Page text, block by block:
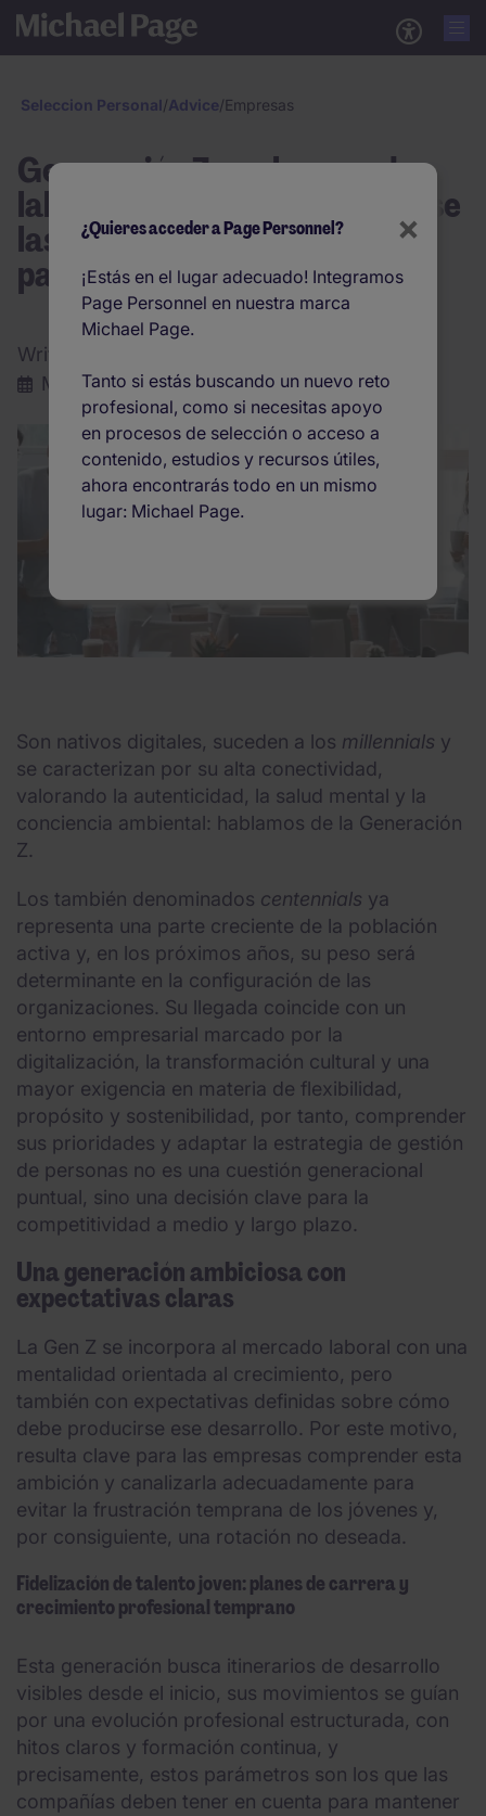
Seleccion Personal/Advice/Empresas
Generación Z en el mercado
laboral: cómo deben adaptarse
las empresas a un nuevo
paradigma
Written by:
Marzo 2026|4 min. lectura
Son nativos digitales, suceden a los millennials y
se caracterizan por su alta conectividad,
valorando la autenticidad, la salud mental y la
conciencia ambiental: hablamos de la Generación
Z.
Los también denominados centennials ya
representa una parte creciente de la población
activa y, en los próximos años, su peso será
determinante en la configuración de las
organizaciones. Su llegada coincide con un
entorno empresarial marcado por la
digitalización, la transformación cultural y una
mayor exigencia en materia de flexibilidad,
propósito y sostenibilidad, por tanto, comprender
sus prioridades y adaptar la estrategia de gestión
de personas no es una cuestión generacional
puntual, sino una decisión clave para la
competitividad a medio y largo plazo.
Una generación ambiciosa con
expectativas claras
La Gen Z se incorpora al mercado laboral con una
mentalidad orientada al crecimiento, pero
también con expectativas definidas sobre cómo
debe producirse ese desarrollo. Por este motivo,
resulta clave para las empresas comprender esta
ambición y canalizarla adecuadamente para
evitar la frustración temprana de los jóvenes y,
por consiguiente, una rotación no deseada.
Fidelización de talento joven: planes de carrera y
crecimiento profesional temprano
Esta generación busca itinerarios de desarrollo
visibles desde el inicio, sus movimientos se guían
por una evolución profesional estructurada, con
hitos claros y formación continua, y
precisamente, estos parámetros son los que las
compañías deben tener en cuenta para mantener
×
¿Quieres acceder a Page Personnel?
¡Estás en el lugar adecuado! Integramos
Page Personnel en nuestra marca
Michael Page.
Tanto si estás buscando un nuevo reto
profesional, como si necesitas apoyo
en procesos de selección o acceso a
contenido, estudios y recursos útiles,
ahora encontrarás todo en un mismo
lugar: Michael Page.